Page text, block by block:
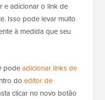
e adicionar o link de
Isso pode levar muito
à medida que seu
podeadicionar links de
do editor de
clicar no novo botão